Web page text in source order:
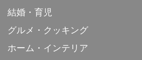
結婚・育児
グルメ・クッキング
ホーム・インテリア